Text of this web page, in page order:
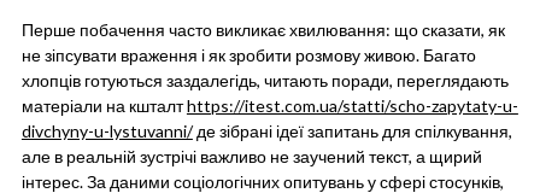
Перше побачення часто викликає хвилювання: що сказати, як
не зіпсувати враження і як зробити розмову живою. Багато
хлопців готуються заздалегідь, читають поради, переглядають
матеріали на кшталтhttps://itest.com.ua/statti/scho-zapytaty-u-
divchyny-u-lystuvanni/де зібрані ідеї запитань для спілкування,
але в реальній зустрічі важливо не заучений текст, а щирий
інтерес. За даними соціологічних опитувань у сфері стосунків,